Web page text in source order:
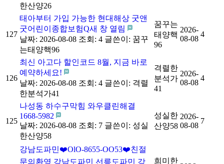
한산양26
127
태아부터 가입 가능한 현대해상 굿앤
굿어린이종합보험Q새 창 열림
날짜: 2026-08-08 조회: 4 글쓴이: 꿈꾸
는태양핵96
꿈꾸는
태양핵
96
2026-
08-08
4
126
최신 아고다 할인코드 8월, 지금 바로
예약하세요!
날짜: 2026-08-08 조회: 4 글쓴이: 격렬
한분석가41
격렬한
분석가
41
2026-
08-08
4
125
나성동 하수구막힘 와우클린해결
1668-5982
날짜: 2026-08-08 조회: 7 글쓴이: 성실
한산양58
성실한
산양58
2026-
08-08
7
강남도파민❤️OlO-8655-OO53❤️친절
문의환영 강남도파민 선릉도파민 강
희미한